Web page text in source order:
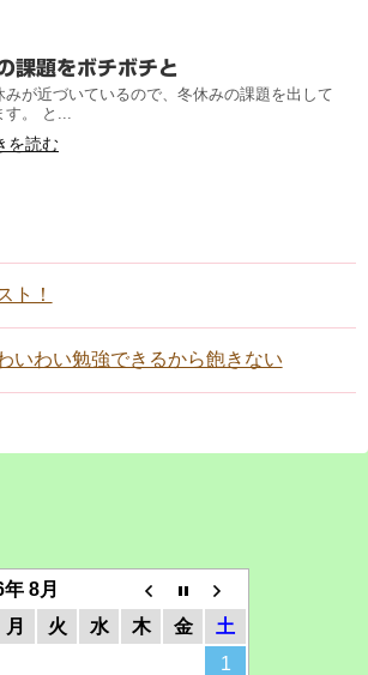
課題をボチボチと
みが近づいているので、冬休みの課題を出して
す。 と...
を読む
ト！
いわい勉強できるから飽きない
8月
月 火 水 木 金
土
1